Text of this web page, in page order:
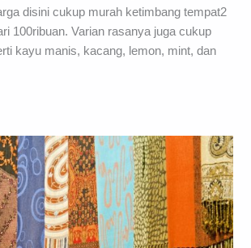
disini cukup murah ketimbang tempat2
100ribuan. Varian rasanya juga cukup
kayu manis, kacang, lemon, mint, dan